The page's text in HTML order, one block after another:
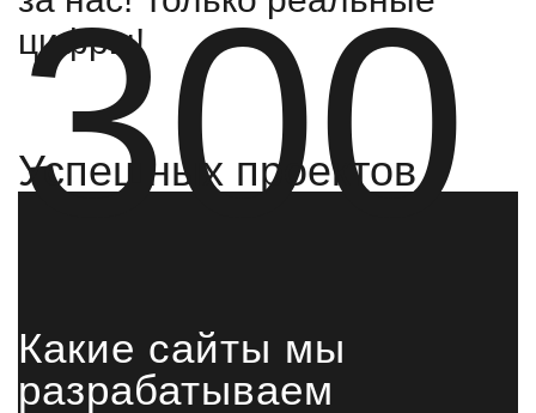
цифры!
300
Успешных проектов
Какие сайты мы
разрабатываем